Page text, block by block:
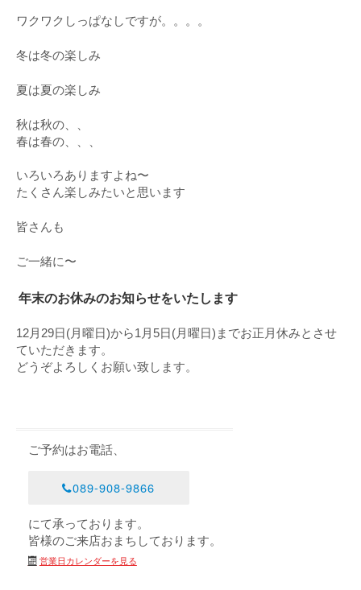
ワクワクしっぱなしですが。。。。
冬は冬の楽しみ
夏は夏の楽しみ
秋は秋の、、
春は春の、、、
いろいろありますよね〜
たくさん楽しみたいと思います
皆さんも
ご一緒に〜
年末のお休みのお知らせをいたします
12月29日(月曜日)から1月5日(月曜日)までお正月休みとさせ
ていただきます。
どうぞよろしくお願い致します。
ご予約はお電話、
089-908-9866
にて承っております。
皆様のご来店おまちしております。
営業日カレンダーを見る